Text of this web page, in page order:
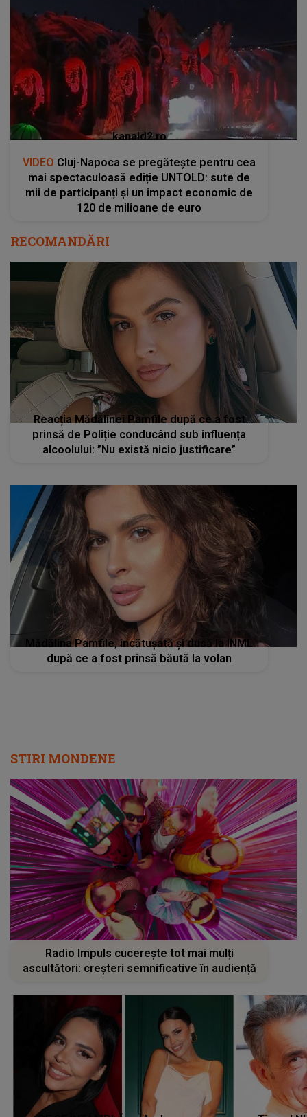
kanald2.ro
VIDEO Cluj-Napoca se pregătește pentru cea
mai spectaculoasă ediție UNTOLD: sute de
mii de participanți și un impact economic de
120 de milioane de euro
RECOMANDĂRI
Reacția Mădălinei Pamfile după ce a fost
prinsă de Poliție conducând sub influența
alcoolului: ”Nu există nicio justificare”
Mădălina Pamfile, încătușată și dusă la INML
după ce a fost prinsă băută la volan
STIRI MONDENE
Radio Impuls cucerește tot mai mulți
ascultători: creșteri semnificative în audiență